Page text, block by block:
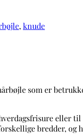
, knude
som er
eller
bredder,